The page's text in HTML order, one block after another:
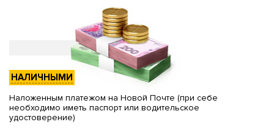
НАЛИЧНЫМИ
Наложенным платежом на Новой Почте (при себе
необходимо иметь паспорт или водительское
удостоверение)